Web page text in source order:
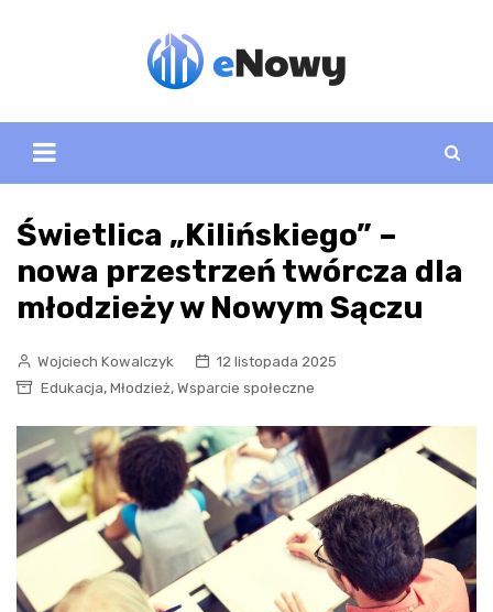
Świetlica „Kilińskiego” –
nowa przestrzeń twórcza dla
młodzieży w Nowym Sączu
Wojciech Kowalczyk
12 listopada 2025
Edukacja, Młodzież, Wsparcie społeczne